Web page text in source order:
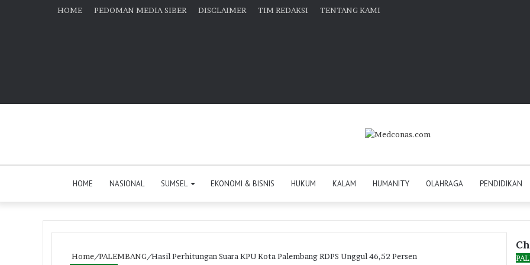
HOME PEDOMAN MEDIA SIBER DISCLAIMER TIM REDAKSI TENTANG KAMI
HOME NASIONAL SUMSEL EKONOMI & BISNIS HUKUM KALAM HUMANITY OLAHRAGA PENDIDIKAN
Home/PALEMBANG/Hasil Perhitungan Suara KPU Kota Palembang RDPS Unggul 46,52 Persen